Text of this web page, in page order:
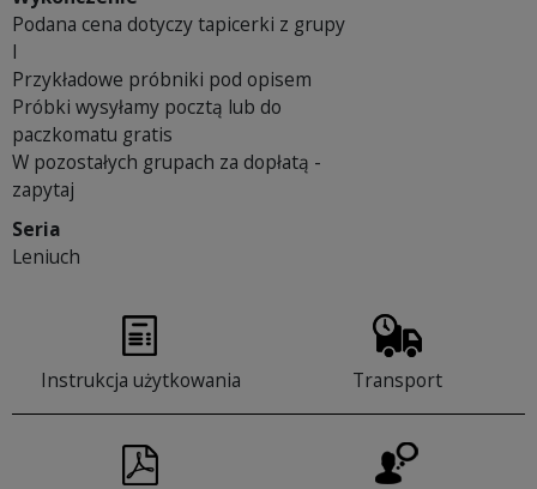
Podana cena dotyczy tapicerki z grupy
I
Przykładowe próbniki pod opisem
Próbki wysyłamy pocztą lub do
paczkomatu gratis
W pozostałych grupach za dopłatą -
zapytaj
Seria
Leniuch
Instrukcja użytkowania Transport